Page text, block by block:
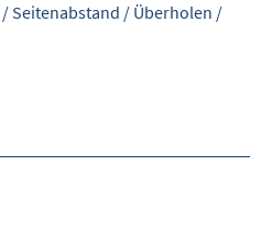
/ Seitenabstand / Überholen /